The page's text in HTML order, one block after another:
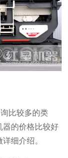
比较多的类
器的价格比较好
细介绍。